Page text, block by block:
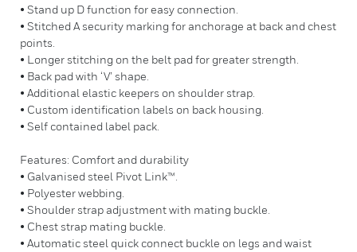
• Stand up D function for easy connection.
• Stitched A security marking for anchorage at back and chest
points.
• Longer stitching on the belt pad for greater strength.
• Back pad with ‘V’ shape.
• Additional elastic keepers on shoulder strap.
• Custom identification labels on back housing.
• Self contained label pack.
Features: Comfort and durability
• Galvanised steel Pivot Link™.
• Polyester webbing.
• Shoulder strap adjustment with mating buckle.
• Chest strap mating buckle.
• Automatic steel quick connect buckle on legs and waist